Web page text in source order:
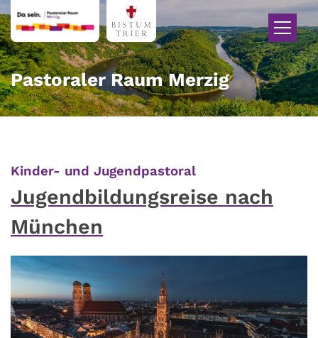
Zum Inhalt springen
Pastoraler Raum Merzig
Kinder- und Jugendpastoral:
Jugendbildungsreise nach
München